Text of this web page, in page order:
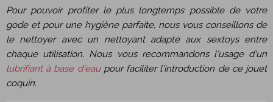
Pour pouvoir profiter le plus longtemps possible de votre
gode et pour une hygiène parfaite, nous vous conseillons de
le nettoyer avec un nettoyant adapté aux sextoys entre
chaque utilisation. Nous vous recommandons l'usage d'un
lubrifiant à base d'eaupour faciliter l'introduction de ce jouet
coquin.